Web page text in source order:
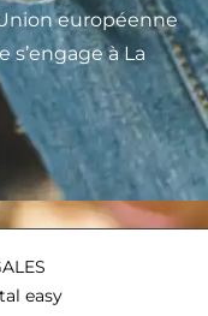
européenne
s’engage à La
easy